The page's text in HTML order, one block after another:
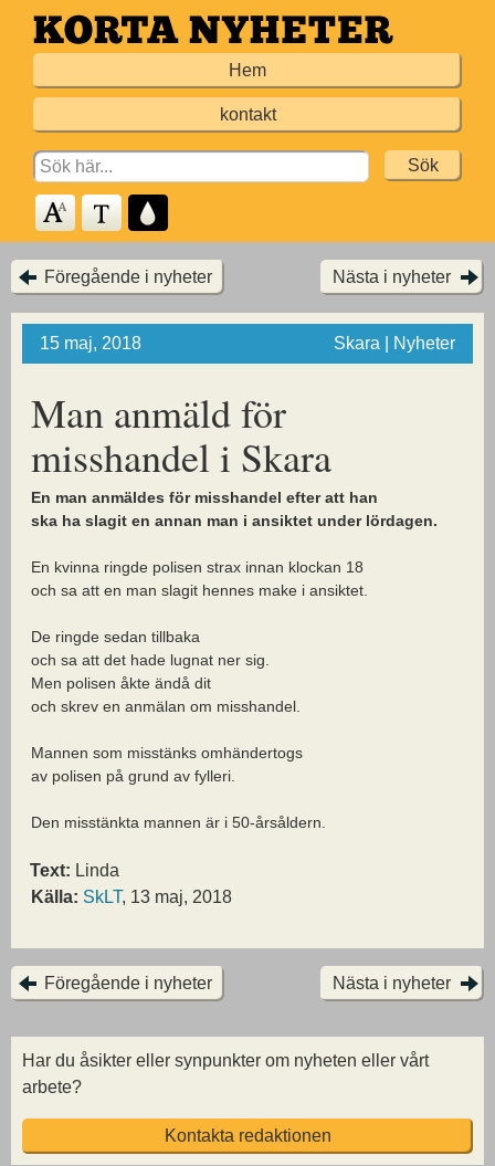
Hoppa
till
Hem
kontakt
Search
for:
Föregående i nyheter Nästa i nyheter
15 maj, 2018 Skara | Nyheter
Man anmäld för
misshandel i Skara
En man anmäldes för misshandel efter att han
ska ha slagit en annan man i ansiktet under lördagen.
En kvinna ringde polisen strax innan klockan 18
och sa att en man slagit hennes make i ansiktet.
De ringde sedan tillbaka
och sa att det hade lugnat ner sig.
Men polisen åkte ändå dit
och skrev en anmälan om misshandel.
Mannen som misstänks omhändertogs
av polisen på grund av fylleri.
Den misstänkta mannen är i 50-årsåldern.
Text: Linda
Källa: SkLT, 13 maj, 2018
Föregående i nyheter Nästa i nyheter
Har du åsikter eller synpunkter om nyheten eller vårt
arbete?
Kontakta redaktionen